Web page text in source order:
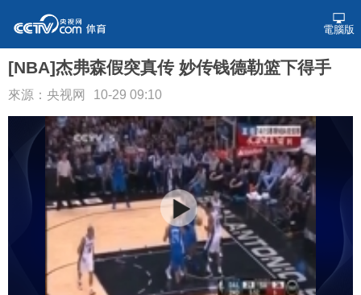
電腦版
[NBA]杰弗森假突真传 妙传钱德勒篮下得手
來源：央视网 10-29 09:10